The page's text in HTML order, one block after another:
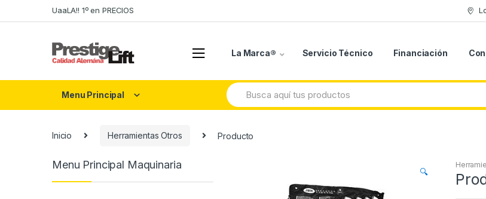
to
to
UaaLA!! 1º en PRECIOS
La Marca® Servicio Técnico Financiación
Menu Principal
Search
for:
Inicio Herramientas Otros Producto
🔍
Menu Principal Maquinaria